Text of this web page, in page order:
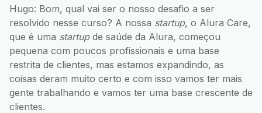
Hugo: Bom, qual vai ser o nosso desafio a ser
resolvido nesse curso? A nossa startup, o Alura Care,
que é uma startupde saúde da Alura, começou
pequena com poucos profissionais e uma base
restrita de clientes, mas estamos expandindo, as
coisas deram muito certo e com isso vamos ter mais
gente trabalhando e vamos ter uma base crescente de
clientes.